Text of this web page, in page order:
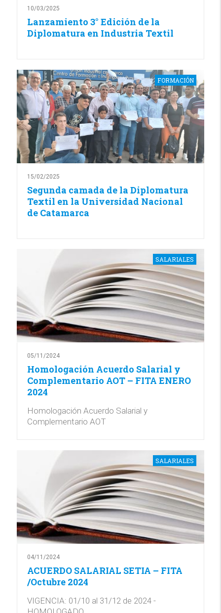
10/03/2025
Lanzamiento 3° Edición de la
Diplomatura en Industria Textil
FORMACIÓN
15/02/2025
Segunda camada de la Diplomatura
Textil en la Universidad Nacional
de Catamarca
SALARIALES
05/11/2024
Homologación Acuerdo Salarial y
Complementario AOT – FITA ENERO
2024
Homologación Acuerdo Salarial y
Complementario AOT
SALARIALES
04/11/2024
ACUERDO SALARIAL SETIA – FITA
/Octubre 2024
VIGENCIA: 01/10 al 31/12 de 2024 -